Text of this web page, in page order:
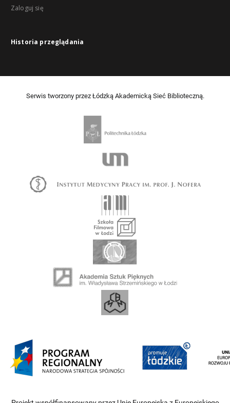
Zaloguj się
Historia przeglądania
Serwis tworzony przez Łódzką Akademicką Sieć Biblioteczną.